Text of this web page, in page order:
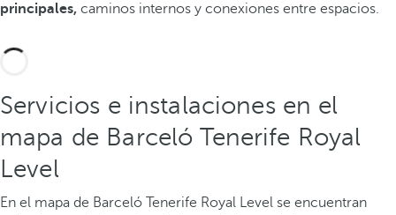
principales, caminos internos y conexiones entre espacios.
Servicios e instalaciones en el
mapa de Barceló Tenerife Royal
Level
En el mapa de Barceló Tenerife Royal Level se encuentran